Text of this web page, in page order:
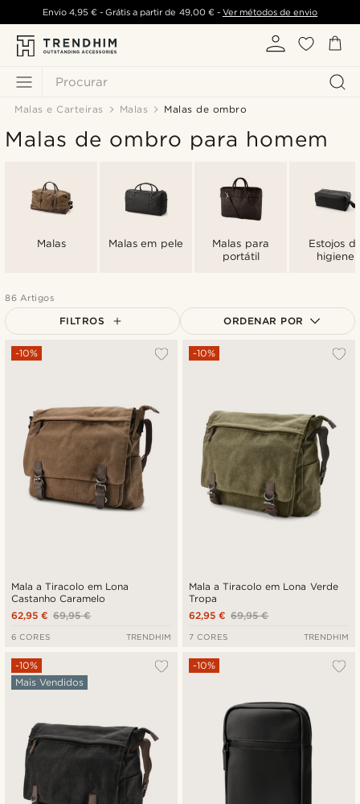
Procurar
Envio 4,95 €- Grátis a partir de 49,00 €- Ver métodos de envio
Malas e Carteiras Malas Malas de ombro
Malas de ombro para homem
Malas Malas em pele
Malas para
portátil
Estojos
higiene
86 Artigos
FILTROS ORDENAR POR
Mais vendidos
Preço mais alto
Mala a Tiracolo em Lona
Castanho Caramelo
-10%
69,95 €
62,95 €
6 CORES TRENDHIM
Mala a Tiracolo em Lona Verde
Tropa
-10%
69,95 €
62,95 €
7 CORES TRENDHIM
-10%
Mais Vendidos
-10%